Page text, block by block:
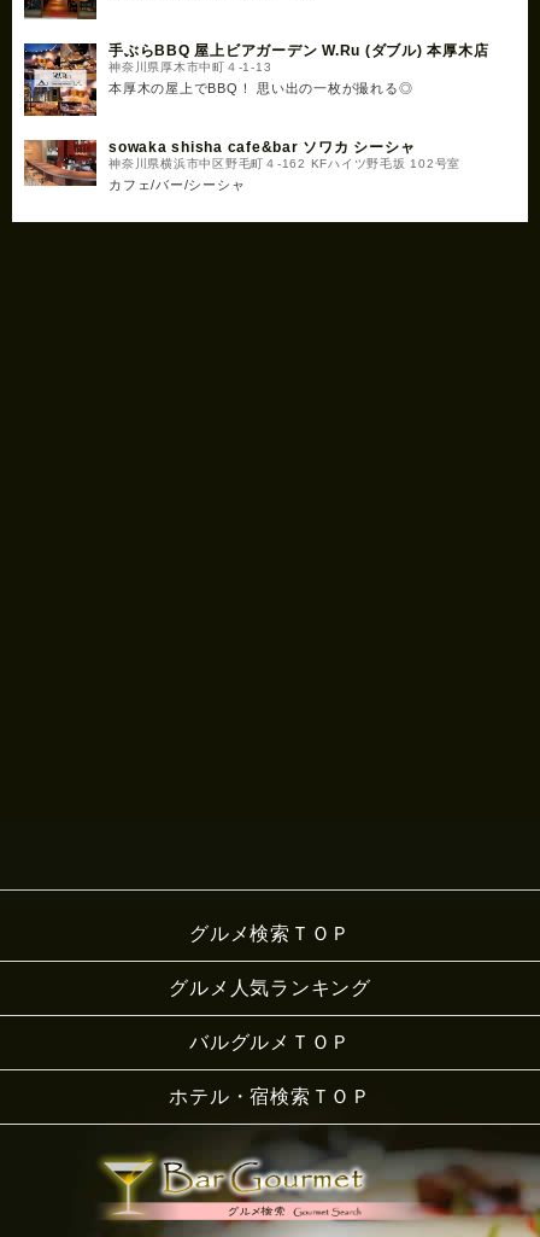
手ぶらBBQ 屋上ビアガーデン W.Ru (ダブル) 本厚木店
神奈川県厚木市中町４-1-13
本厚木の屋上でBBQ！ 思い出の一枚が撮れる◎
sowaka shisha cafe&bar ソワカ シーシャ
神奈川県横浜市中区野毛町４-162 KFハイツ野毛坂 102号室
カフェ/バー/シーシャ
グルメ検索ＴＯＰ
グルメ人気ランキング
バルグルメＴＯＰ
ホテル・宿検索ＴＯＰ